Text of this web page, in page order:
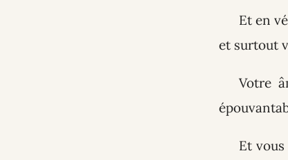
Et en
et surtout
Votre
Et